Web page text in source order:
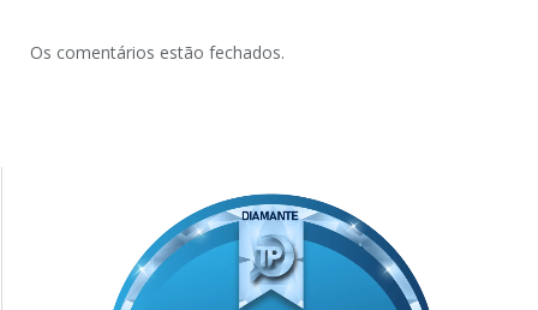
Os comentários estão fechados.